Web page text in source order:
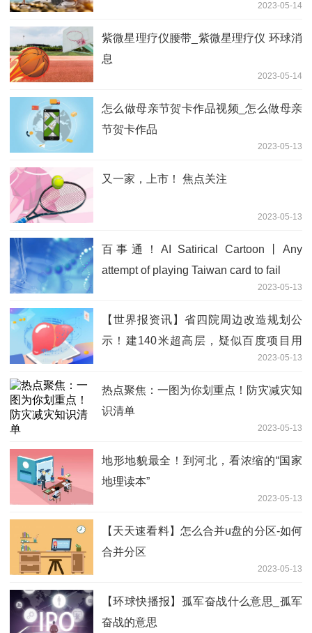
2023-05-14
紫微星理疗仪腰带_紫微星理疗仪 环球消
息
2023-05-14
怎么做母亲节贺卡作品视频_怎么做母亲
节贺卡作品
2023-05-13
又一家，上市！ 焦点关注
2023-05-13
百事通！AI Satirical Cartoon丨Any
attempt of playing Taiwan card to fail
2023-05-13
【世界报资讯】省四院周边改造规划公
示！建140米超高层，疑似百度项目用
2023-05-13
热点聚焦：一图为你划重点！防灾减灾知
识清单
2023-05-13
地形地貌最全！到河北，看浓缩的“国家
地理读本”
2023-05-13
【天天速看料】怎么合并u盘的分区-如何
合并分区
2023-05-13
【环球快播报】孤军奋战什么意思_孤军
奋战的意思